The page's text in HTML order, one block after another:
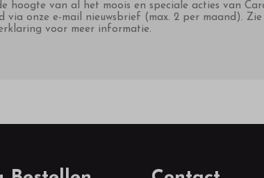
hoogte van al het moois en speciale acties van
via onze e-mail nieuwsbrief (max. 2 per maand).
voor meer informatie.